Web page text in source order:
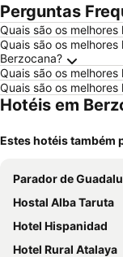
Perguntas
Quais são os
Quais são os
Berzocana?
Quais são os
Quais são os
Hotéis em
Estes hotéis também
Parador de
Hostal Alba Taruta
Hotel Hispanidad
Hotel Rural Atalaya